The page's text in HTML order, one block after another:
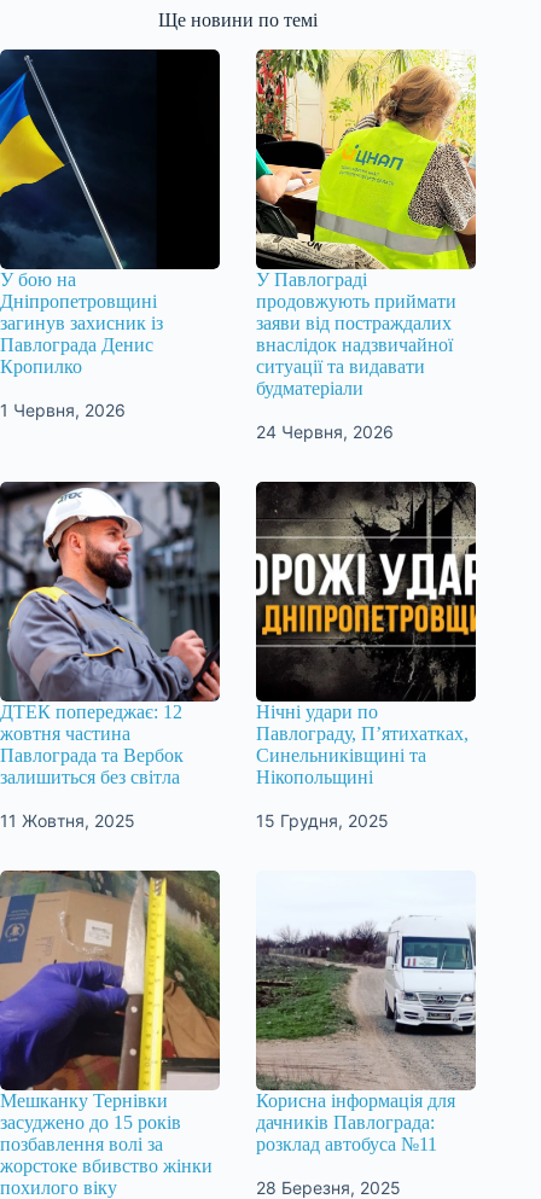
Ще новини по темі
У бою на
Дніпропетровщині
загинув захисник із
Павлограда Денис
Кропилко
1 Червня, 2026
У Павлограді
продовжують приймати
заяви від постраждалих
внаслідок надзвичайної
ситуації та видавати
будматеріали
24 Червня, 2026
ДТЕК попереджає: 12
жовтня частина
Павлограда та Вербок
залишиться без світла
11 Жовтня, 2025
Нічні удари по
Павлограду, П’ятихатках,
Синельниківщині та
Нікопольщині
15 Грудня, 2025
Мешканку Тернівки
засуджено до 15 років
позбавлення волі за
жорстоке вбивство жінки
похилого віку
Корисна інформація для
дачників Павлограда:
розклад автобуса №11
28 Березня, 2025